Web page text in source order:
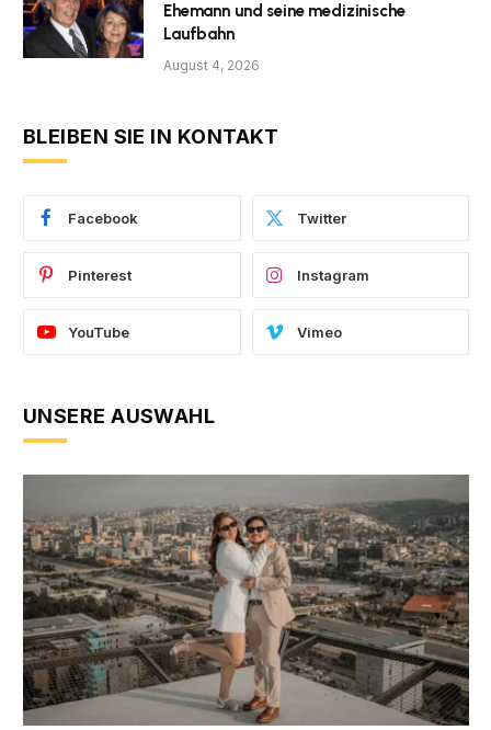
Ehemann und seine medizinische
Laufbahn
August 4, 2026
BLEIBEN SIE IN KONTAKT
Facebook Twitter
Pinterest Instagram
YouTube Vimeo
UNSERE AUSWAHL